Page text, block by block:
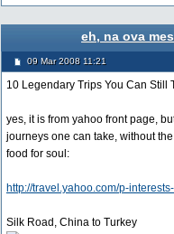
eh, na ova
09 Mar 2008 11:21
10 Legendary Trips You Can Still
yes, it is from yahoo front page,
journeys one can take, without
food for soul:
http://travel.yahoo.com/p-
Silk Road, China to Turkey